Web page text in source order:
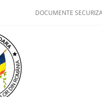
DOCUMENTE